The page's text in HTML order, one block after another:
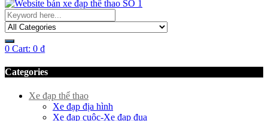
0 Cart: 0 ₫
Categories
Xe đạp thể thao
Xe đạp địa hình
Xe đạp cuộc-Xe đạp đua